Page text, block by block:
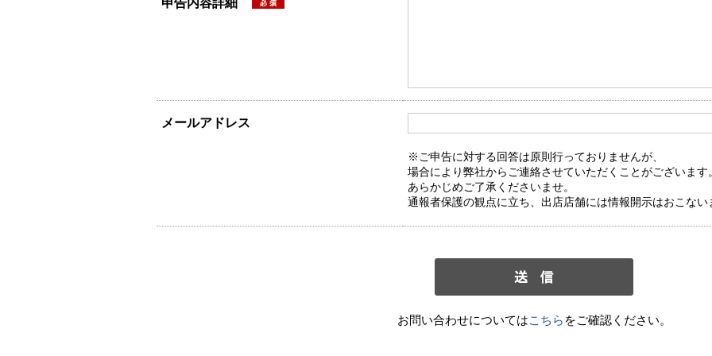
申告内容詳細
メールアドレス
※ご申告に対する回答は原則行っておりませんが、
場合により弊社からご連絡させていただくことがございます。
あらかじめご了承くださいませ。
通報者保護の観点に立ち、出店店舗には情報開示はおこない
お問い合わせについてはこちら をご確認ください。